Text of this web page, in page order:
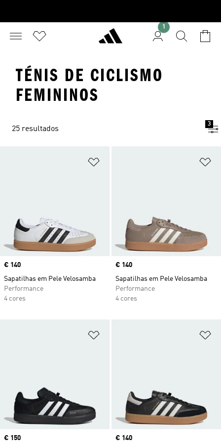
1
TÉNIS DE CICLISMO
FEMININOS
25 resultados
3
Price
€ 140
Sapatilhas em Pele Velosamba
Performance
4 cores
Price
€ 140
Sapatilhas em Pele Velosamba
Performance
4 cores
Price
€ 150
Price
€ 140